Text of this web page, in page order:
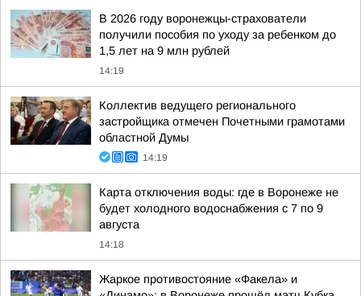
В 2026 году воронежцы-страхователи
получили пособия по уходу за ребенком до
1,5 лет на 9 млн рублей
14:19
Коллектив ведущего регионального
застройщика отмечен Почетными грамотами
областной Думы
14:19
Карта отключения воды: где в Воронеже не
будет холодного водоснабжения с 7 по 9
августа
14:18
Жаркое противостояние «Факела» и